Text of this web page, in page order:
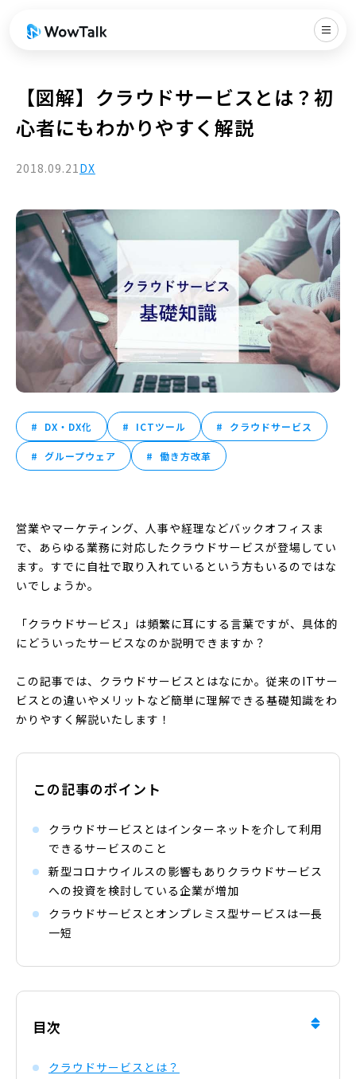
【図解】クラウドサービスとは？初
心者にもわかりやすく解説
2018.09.21DX
DX・DX化 ICTツール クラウドサービス
グループウェア 働き方改革
営業やマーケティング、人事や経理などバックオフィスま
で、あらゆる業務に対応したクラウドサービスが登場してい
ます。すでに自社で取り入れているという方もいるのではな
いでしょうか。
「クラウドサービス」は頻繁に耳にする言葉ですが、具体的
にどういったサービスなのか説明できますか？
この記事では、クラウドサービスとはなにか。従来のITサー
ビスとの違いやメリットなど簡単に理解できる基礎知識をわ
かりやすく解説いたします！
この記事のポイント
クラウドサービスとはインターネットを介して利用
できるサービスのこと
新型コロナウイルスの影響もありクラウドサービス
への投資を検討している企業が増加
クラウドサービスとオンプレミス型サービスは一長
一短
目次
クラウドサービスとは？